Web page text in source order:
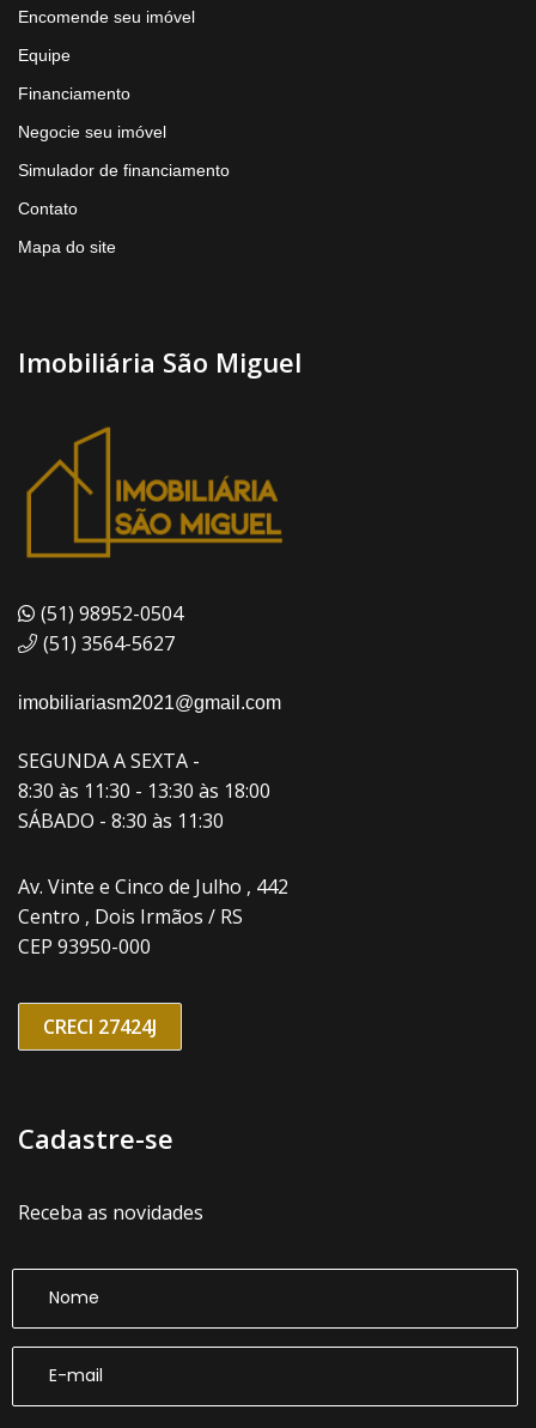
Encomende seu imóvel
Equipe
Financiamento
Negocie seu imóvel
Simulador de financiamento
Contato
Mapa do site
Imobiliária São Miguel
(51) 98952-0504
(51) 3564-5627
imobiliariasm2021@gmail.com
SEGUNDA A SEXTA -
8:30 às 11:30 - 13:30 às 18:00
SÁBADO - 8:30 às 11:30
Av. Vinte e Cinco de Julho , 442
Centro , Dois Irmãos / RS
CEP 93950-000
CRECI 27424J
Cadastre-se
Receba as novidades